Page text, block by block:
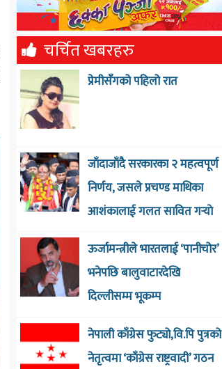
चर्चित खबरहरु
प्रेमीसँगको पहिलो रात
जाँदाजाँदै सरकारका २ महत्वपूर्ण
निर्णय, जसले प्रचण्ड माथिका
आशंकालाई गलत सावित गर्‍याे
ऊर्जामन्त्रीले भारतलाई ‘पानीचोर’
भनेपछि बालुवाटारदेखि
दिल्लीसम्म भूकम्प
नेपाली काँग्रेस फुट्यो,वि.पि पुत्रको
नेतृत्वमा ‘काँग्रेस राष्ट्रवादी’ गठन